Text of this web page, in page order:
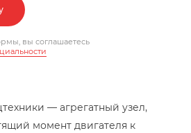
вы соглашаетесь
— агрегатный узел,
момент двигателя к